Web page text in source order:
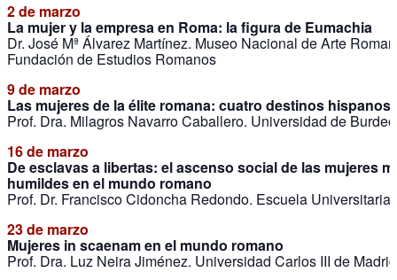
2 de marzo
La mujer y la empresa en Roma: la figura de Eumachia
Dr. José Mª Álvarez Martínez. Museo Nacional de Arte
Fundación de Estudios Romanos
9 de marzo
Las mujeres de la élite romana: cuatro destinos hispanos
Prof. Dra. Milagros Navarro Caballero. Universidad de
16 de marzo
De esclavas a libertas: el ascenso social de las mujeres
humildes en el mundo romano
Prof. Dr. Francisco Cidoncha Redondo. Escuela Universitaria
23 de marzo
Mujeres in scaenam en el mundo romano
Prof. Dra. Luz Neira Jiménez. Universidad Carlos III de Madrid